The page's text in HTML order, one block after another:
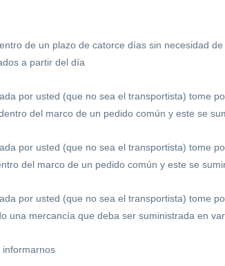
de un plazo de catorce días sin necesidad de
a partir del día
por usted (que no sea el transportista) tome
del marco de un pedido común y este se
por usted (que no sea el transportista) tome
del marco de un pedido común y este se
por usted (que no sea el transportista) tome
una mercancía que deba ser suministrada en
informarnos